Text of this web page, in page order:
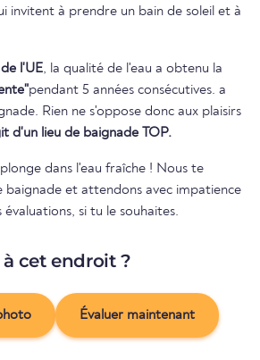
invitent à prendre un bain de soleil et à
l'UE, la qualité de l'eau a obtenu la
pendant 5 années consécutives. a
Rien ne s'oppose donc aux plaisirs
d'un lieu de baignade TOP.
dans l'eau fraîche ! Nous te
baignade et attendons avec impatience
si tu le souhaites.
cet endroit ?
Évaluer maintenant